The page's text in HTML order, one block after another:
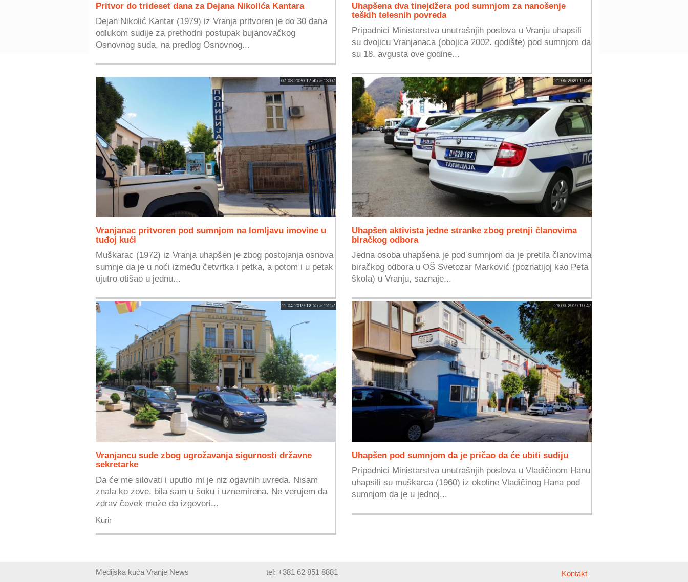
Pritvor do trideset dana za Dejana Nikolića Kantara
Dejan Nikolić Kantar (1979) iz Vranja pritvoren je do 30 dana
odlukom sudije za prethodni postupak bujanovačkog
Osnovnog suda, na predlog Osnovnog...
Uhapšena dva tinejdžera pod sumnjom za nanošenje
teških telesnih povreda
Pripadnici Ministarstva unutrašnjih poslova u Vranju uhapsili
su dvojicu Vranjanaca (obojica 2002. godište) pod sumnjom da
su 18. avgusta ove godine...
07.08.2020 17:45 » 18:07
Vranjanac pritvoren pod sumnjom na lomljavu imovine u
tuđoj kući
Muškarac (1972) iz Vranja uhapšen je zbog postojanja osnova
sumnje da je u noći između četvrtka i petka, a potom i u petak
ujutro otišao u jednu...
21.06.2020 19:59
Uhapšen aktivista jedne stranke zbog pretnji članovima
biračkog odbora
Jedna osoba uhapšena je pod sumnjom da je pretila članovima
biračkog odbora u OŠ Svetozar Marković (poznatijoj kao Peta
škola) u Vranju, saznaje...
11.04.2019 12:55 » 12:57
Vranjancu sude zbog ugrožavanja sigurnosti državne
sekretarke
Da će me silovati i uputio mi je niz ogavnih uvreda. Nisam
znala ko zove, bila sam u šoku i uznemirena. Ne verujem da
zdrav čovek može da izgovori...
Kurir
29.03.2019 10:47
Uhapšen pod sumnjom da je pričao da će ubiti sudiju
Pripadnici Ministarstva unutrašnjih poslova u Vladičinom Hanu
uhapsili su muškarca (1960) iz okoline Vladičinog Hana pod
sumnjom da je u jednoj...
Medijska kuća Vranje News tel: +381 62 851 8881 Kontakt